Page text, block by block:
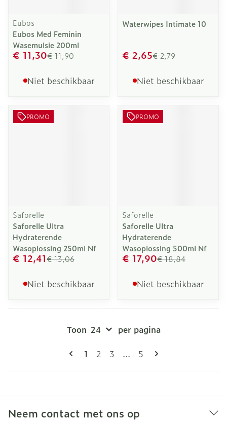
Eubos
Eubos Med Feminin
Wasemulsie 200ml
€ 11,90
€ 11,30
Niet beschikbaar
Waterwipes Intimate 10
€ 2,79
€ 2,65
Niet beschikbaar
PROMO
Saforelle
Saforelle Ultra
Hydraterende
Wasoplossing 250ml Nf
€ 13,06
€ 12,41
Niet beschikbaar
PROMO
Saforelle
Saforelle Ultra
Hydraterende
Wasoplossing 500ml Nf
€ 18,84
€ 17,90
Niet beschikbaar
Pagina's
U lees momenteel pagina
1 Pagina
2 Pagina
3 ... Pagina
5
Toon per pagina
Neem contact met ons op